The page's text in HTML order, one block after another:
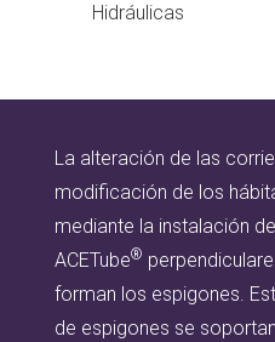
Hidráulicas
La alteración de las
modificación de los
mediante la instalación
ACETube®
forman los espigones.
de espigones se